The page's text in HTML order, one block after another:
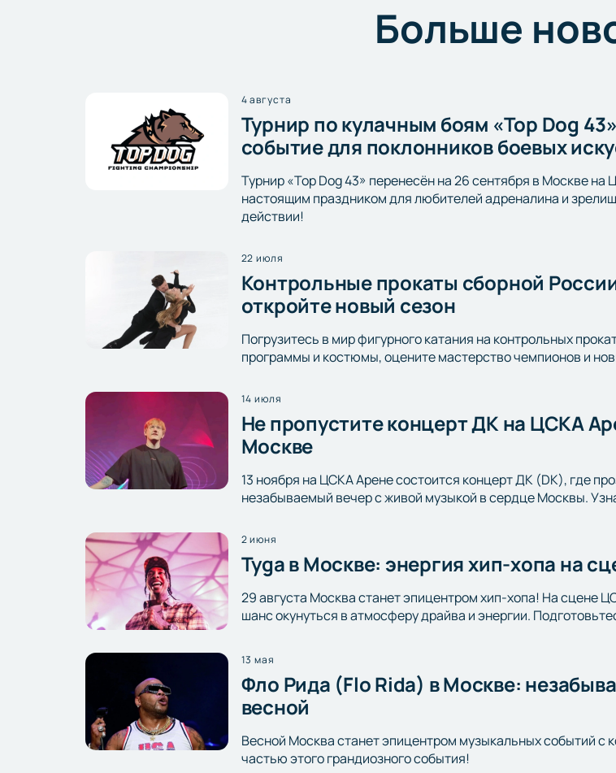
Больше
4 августа
Турнир по кулачным боям «Top Dog
событие для поклонников боевых
Турнир «Top Dog 43» перенесён на 26 сентября в Москве
настоящим праздником для любителей адреналина и
действии!
22 июля
Контрольные прокаты сборной
откройте новый сезон
Погрузитесь в мир фигурного катания на контрольных
программы и костюмы, оцените мастерство чемпионов и
14 июля
Не пропустите концерт ДК на ЦСКА
Москве
13 ноября на ЦСКА Арене состоится концерт ДК (DK), где
незабываемый вечер с живой музыкой в сердце Москвы.
2 июня
Tyga в Москве: энергия хип-хопа на
29 августа Москва станет эпицентром хип-хопа! На сцене
шанс окунуться в атмосферу драйва и энергии.
13 мая
Фло Рида (Flo Rida) в Москве:
весной
Весной Москва станет эпицентром музыкальных событий с
частью этого грандиозного события!